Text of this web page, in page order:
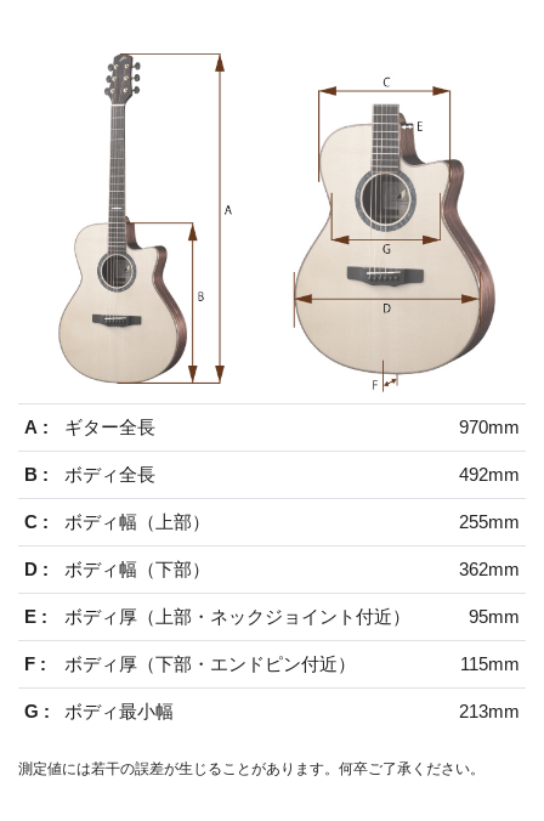
A : ギター全長 970mm
B : ボディ全長 492mm
C : ボディ幅（上部） 255mm
D : ボディ幅（下部） 362mm
E : ボディ厚（上部・ネックジョイント付近） 95mm
F : ボディ厚（下部・エンドピン付近） 115mm
G : ボディ最小幅 213mm
測定値には若干の誤差が生じることがあります。何卒ご了承ください。